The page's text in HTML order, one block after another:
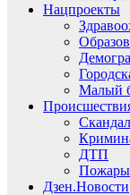
Нацпроекты
Малый
Скандал
ДТП
Пожары
Дзен.Новости